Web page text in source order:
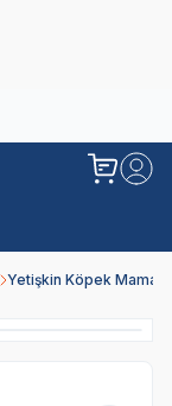
Yetişkin Köpek Maması